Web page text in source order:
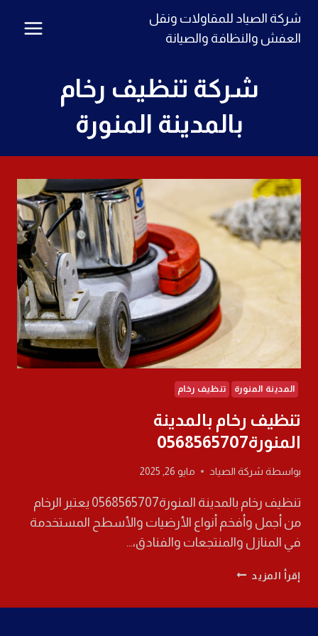
التجاوز
شركة الصياد للمقاولات ونقل
العفش والنظافة والصيانة
شركة تنظيف رخام
بالمدينة المنورة
المدينة المنورة تنظيف رخام
تنظيف رخام بالمدينة
المنورة0568565707
بواسطة شركة الصياد مايو 26, 2025
تنظيف رخام بالمدينة المنورة0568565707 يعتبر الرخام
من أجمل وأفخم أنواع الأرضيات والأسطح المستخدمة
في المنازل والمنتجعات والفنادق،…
إقرأ المزيد تنظيف